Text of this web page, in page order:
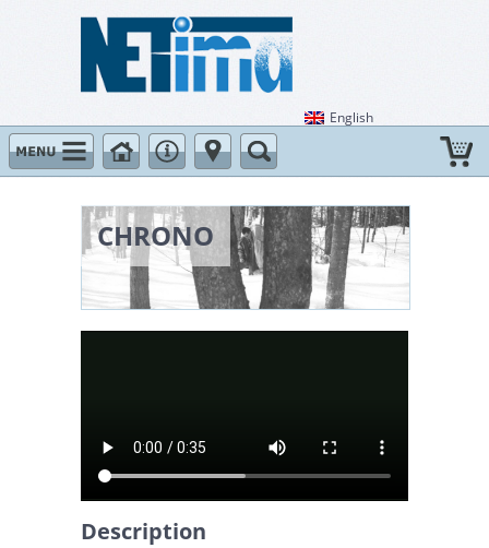
English
CHRONO
Description